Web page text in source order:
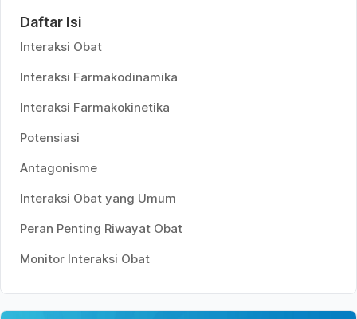
Daftar Isi
Interaksi Obat
Interaksi Farmakodinamika
Interaksi Farmakokinetika
Potensiasi
Antagonisme
Interaksi Obat yang Umum
Peran Penting Riwayat Obat
Monitor Interaksi Obat